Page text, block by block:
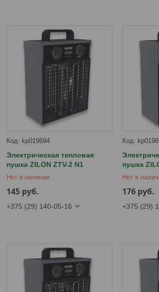
kp019694
Электрическая тепловая
пушка ZILON ZTV-2 N1
Нет в наличии
145 руб.
+375 (29) 140-05-16
пушка
Нет в
176 руб.
+375 (29)